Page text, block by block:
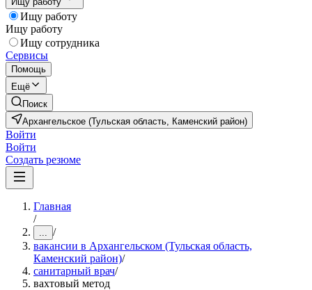
Ищу работу
Ищу работу
Ищу сотрудника
Сервисы
Помощь
Ещё
Поиск
Архангельское (Тульская область, Каменский район)
Войти
Войти
Создать резюме
Главная
/
... /
вакансии в Архангельском (Тульская область,
Каменский район)/
санитарный врач/
вахтовый метод